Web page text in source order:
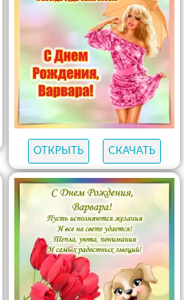
ОТКРЫТЬ СКАЧАТЬ